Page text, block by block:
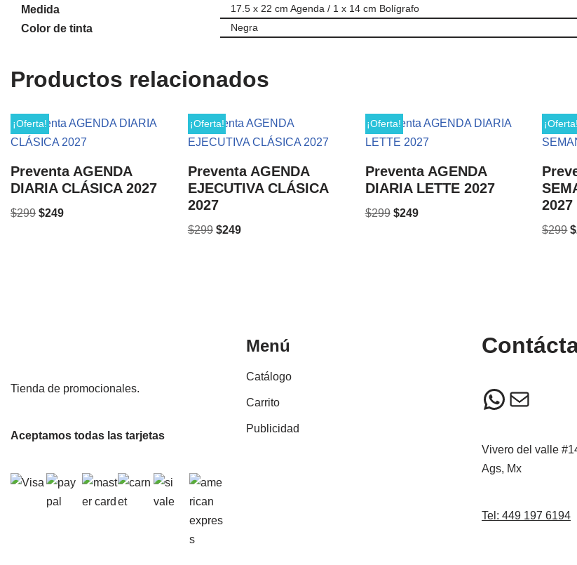
Medida 17.5 x 22 cm Agenda / 1 x 14 cm Bolígrafo
Color de tinta Negra
Productos relacionados
¡Oferta!
Preventa AGENDA
DIARIA CLÁSICA 2027
$299 $249
¡Oferta!
Preventa AGENDA
EJECUTIVA CLÁSICA
2027
$299 $249
¡Oferta!
Preventa AGENDA
DIARIA LETTE 2027
$299 $249
¡Oferta!
2027
$299 $
Tienda de promocionales.
Aceptamos todas las tarjetas
Menú
Catálogo
Carrito
Publicidad
Vivero del valle
Ags, Mx
Tel: 449 197 6194